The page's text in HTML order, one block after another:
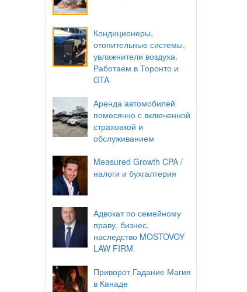
Кондиционеры,
отопительные системы,
увлажнители воздуха.
Работаем в Торонто и
GTA
Аренда автомобилей
помесячно с включенной
страховкой и
обслуживанием
Measured Growth CPA /
налоги и бухгалтерия
Адвокат по семейному
праву, бизнес,
наследство MOSTOVOY
LAW FIRM
Приворот Гадание Магия
в Канаде